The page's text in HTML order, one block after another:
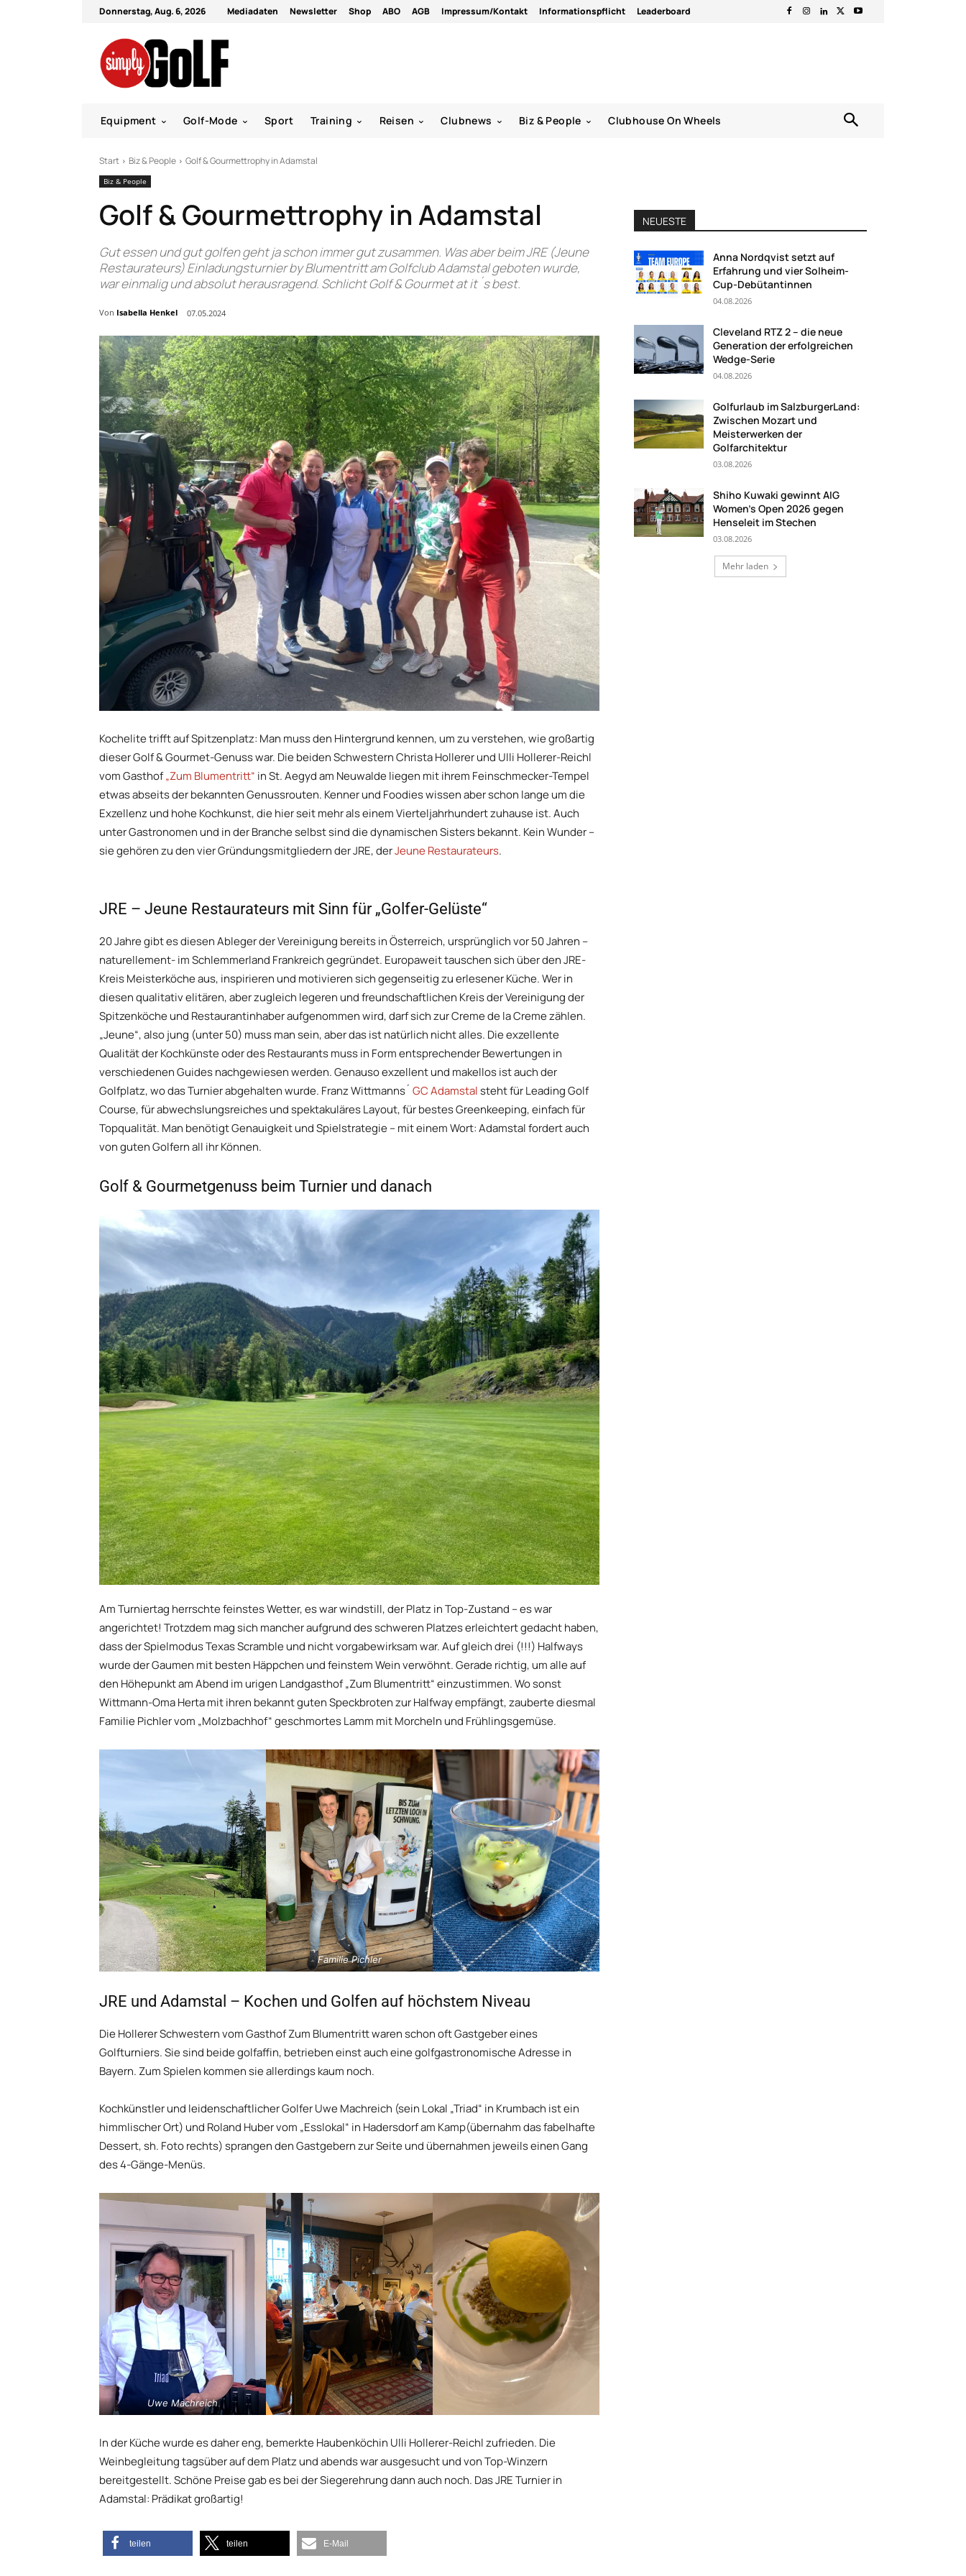
Donnerstag, Aug. 6, 2026 Mediadaten Newsletter Shop ABO AGB Impressum/Kontakt Informationspflicht Leaderboard
Equipment Golf-Mode Sport Training Reisen Clubnews Biz & People Clubhouse On Wheels
Start Biz & People Golf & Gourmettrophy in Adamstal
Biz & People
Golf & Gourmettrophy in Adamstal
Gut essen und gut golfen geht ja schon immer gut zusammen. Was aber beim JRE (Jeune
Restaurateurs) Einladungsturnier by Blumentritt am Golfclub Adamstal geboten wurde,
war einmalig und absolut herausragend. Schlicht Golf & Gourmet at it´s best.
Von Isabella Henkel 07.05.2024
Kochelite trifft auf Spitzenplatz: Man muss den Hintergrund kennen, um zu verstehen, wie großartig
dieser Golf & Gourmet-Genuss war. Die beiden Schwestern Christa Hollerer und Ulli Hollerer-Reichl
vom Gasthof„Zum Blumentritt“ in St. Aegyd am Neuwalde liegen mit ihrem Feinschmecker-Tempel
etwas abseits der bekannten Genussrouten. Kenner und Foodies wissen aber schon lange um die
Exzellenz und hohe Kochkunst, die hier seit mehr als einem Vierteljahrhundert zuhause ist. Auch
unter Gastronomen und in der Branche selbst sind die dynamischen Sisters bekannt. Kein Wunder –
sie gehören zu den vier Gründungsmitgliedern der JRE, derJeune Restaurateurs.
JRE – Jeune Restaurateurs mit Sinn für „Golfer-Gelüste“
20 Jahre gibt es diesen Ableger der Vereinigung bereits in Österreich, ursprünglich vor 50 Jahren –
naturellement- im Schlemmerland Frankreich gegründet. Europaweit tauschen sich über den JRE-
Kreis Meisterköche aus, inspirieren und motivieren sich gegenseitig zu erlesener Küche. Wer in
diesen qualitativ elitären, aber zugleich legeren und freundschaftlichen Kreis der Vereinigung der
Spitzenköche und Restaurantinhaber aufgenommen wird, darf sich zur Creme de la Creme zählen.
„Jeune“, also jung (unter 50) muss man sein, aber das ist natürlich nicht alles. Die exzellente
Qualität der Kochkünste oder des Restaurants muss in Form entsprechender Bewertungen in
verschiedenen Guides nachgewiesen werden. Genauso exzellent und makellos ist auch der
Golfplatz, wo das Turnier abgehalten wurde. Franz Wittmanns´ GC Adamstalsteht für Leading Golf
Course, für abwechslungsreiches und spektakuläres Layout, für bestes Greenkeeping, einfach für
Topqualität. Man benötigt Genauigkeit und Spielstrategie – mit einem Wort: Adamstal fordert auch
von guten Golfern all ihr Können.
Golf & Gourmetgenuss beim Turnier und danach
Am Turniertag herrschte feinstes Wetter, es war windstill, der Platz in Top-Zustand – es war
angerichtet! Trotzdem mag sich mancher aufgrund des schweren Platzes erleichtert gedacht haben,
dass der Spielmodus Texas Scramble und nicht vorgabewirksam war. Auf gleich drei (!!!) Halfways
wurde der Gaumen mit besten Häppchen und feinstem Wein verwöhnt. Gerade richtig, um alle auf
den Höhepunkt am Abend im urigen Landgasthof „Zum Blumentritt“ einzustimmen. Wo sonst
Wittmann-Oma Herta mit ihren bekannt guten Speckbroten zur Halfway empfängt, zauberte diesmal
Familie Pichler vom „Molzbachhof“ geschmortes Lamm mit Morcheln und Frühlingsgemüse.
Familie Pichler
JRE und Adamstal – Kochen und Golfen auf höchstem Niveau
Die Hollerer Schwestern vom Gasthof Zum Blumentritt waren schon oft Gastgeber eines
Golfturniers. Sie sind beide golfaffin, betrieben einst auch eine golfgastronomische Adresse in
Bayern. Zum Spielen kommen sie allerdings kaum noch.
Kochkünstler und leidenschaftlicher Golfer Uwe Machreich (sein Lokal „Triad“ in Krumbach ist ein
himmlischer Ort) und Roland Huber vom „Esslokal“ in Hadersdorf am Kamp(übernahm das fabelhafte
Dessert, sh. Foto rechts) sprangen den Gastgebern zur Seite und übernahmen jeweils einen Gang
des 4-Gänge-Menüs.
Uwe Machreich
In der Küche wurde es daher eng, bemerkte Haubenköchin Ulli Hollerer-Reichl zufrieden. Die
Weinbegleitung tagsüber auf dem Platz und abends war ausgesucht und von Top-Winzern
bereitgestellt. Schöne Preise gab es bei der Siegerehrung dann auch noch. Das JRE Turnier in
Adamstal: Prädikat großartig!
teilen teilen E-Mail
NEUESTE
Anna Nordqvist setzt auf
Erfahrung und vier Solheim-
Cup-Debütantinnen
04.08.2026
Cleveland RTZ 2 – die neue
Generation der erfolgreichen
Wedge-Serie
04.08.2026
Golfurlaub im SalzburgerLand:
Zwischen Mozart und
Meisterwerken der
Golfarchitektur
03.08.2026
Shiho Kuwaki gewinnt AIG
Women’s Open 2026 gegen
Henseleit im Stechen
03.08.2026
Mehr laden